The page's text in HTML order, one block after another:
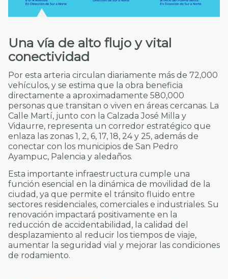
Una vía de alto flujo y vital
conectividad
Por esta arteria circulan diariamente más de 72,000
vehículos, y se estima que la obra beneficia
directamente a aproximadamente 580,000
personas que transitan o viven en áreas cercanas. La
Calle Martí, junto con la Calzada José Milla y
Vidaurre, representa un corredor estratégico que
enlaza las zonas 1, 2, 6, 17, 18, 24 y 25, además de
conectar con los municipios de San Pedro
Ayampuc, Palencia y aledaños.
Esta importante infraestructura cumple una
función esencial en la dinámica de movilidad de la
ciudad, ya que permite el tránsito fluido entre
sectores residenciales, comerciales e industriales. Su
renovación impactará positivamente en la
reducción de accidentabilidad, la calidad del
desplazamiento al reducir los tiempos de viaje,
aumentar la seguridad vial y mejorar las condiciones
de rodamiento.